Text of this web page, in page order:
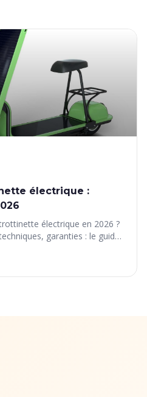
électrique :
électrique en 2026 ?
garanties : le guide